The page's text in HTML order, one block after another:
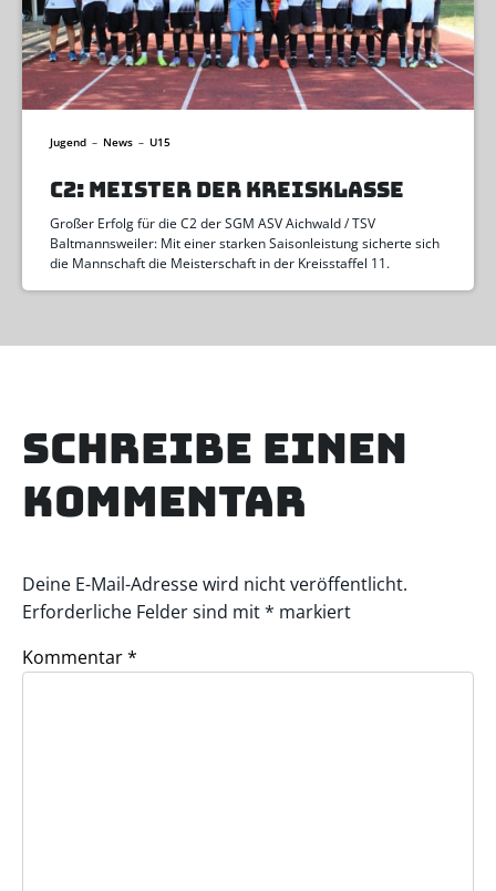
Jugend – News – U15
C2: MEISTER DER KREISKLASSE
Großer Erfolg für die C2 der SGM ASV Aichwald / TSV
Baltmannsweiler: Mit einer starken Saisonleistung sicherte sich
die Mannschaft die Meisterschaft in der Kreisstaffel 11.
Schreibe einen
Kommentar
Deine E-Mail-Adresse wird nicht veröffentlicht.
Erforderliche Felder sind mit* markiert
Kommentar*